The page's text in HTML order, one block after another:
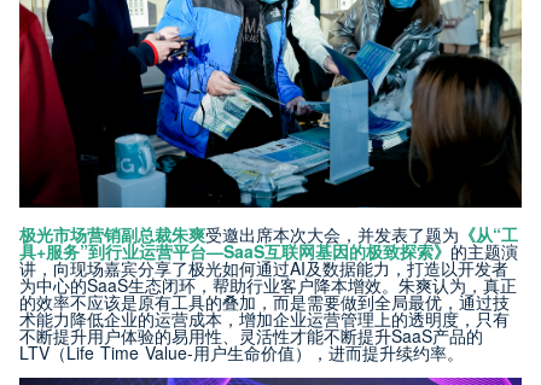
极光市场营销副总裁朱爽受邀出席本次大会，并发表了题为 《从“工
具+服务”到行业运营平台—SaaS互联网基因的极致探索》 的主题演
讲，向现场嘉宾分享了极光如何通过AI及数据能力，打造以开发者
为中心的SaaS生态闭环，帮助行业客户降本增效。朱爽认为，真正
的效率不应该是原有工具的叠加，而是需要做到全局最优，通过技
术能力降低企业的运营成本，增加企业运营管理上的透明度，只有
不断提升用户体验的易用性、灵活性才能不断提升SaaS产品的
LTV（Life Time Value-用户生命价值），进而提升续约率。